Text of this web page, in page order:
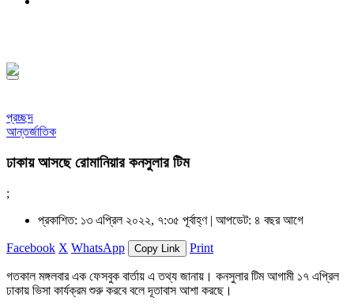
প্রচ্ছদ
আন্তর্জাতিক
ঢাকায় আসছে রোমানিয়ার কনসুলার টিম
;
প্রকাশিত: ১৩ এপ্রিল ২০২২, ৭:৩৫ পূর্বাহ্ণ | আপডেট: ৪ বছর আগে
Facebook X WhatsApp Copy Link Print
গতকাল মঙ্গলবার এক ফেসবুক বার্তায় এ তথ্য জানায়। কনসুলার টিম আগামী ১৭ এপ্রিল
ঢাকায় ভিসা কার্যক্রম শুরু করবে বলে দূতাবাস আশা করছে।